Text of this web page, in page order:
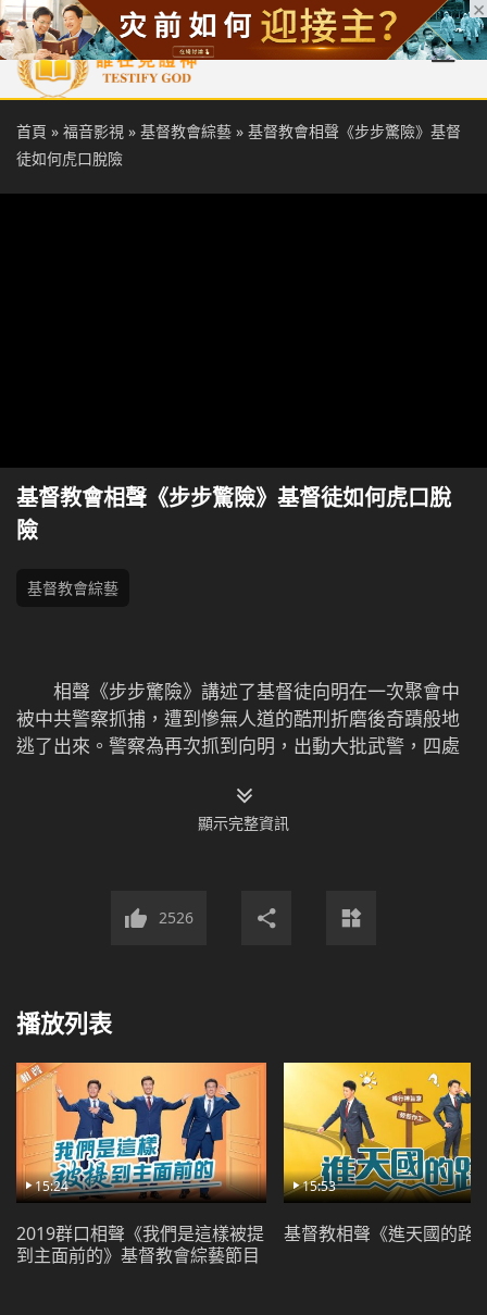
首頁 每日靈糧 天國福音 基督徒見證 信仰解答 聖經
首頁 » 福音影視 » 基督教會綜藝 » 基督教會相聲《步步驚險》基督
徒如何虎口脫險
基督教會相聲《步步驚險》基督徒如何虎口脫
險
基督教會綜藝
相聲《步步驚險》講述了基督徒向明在一次聚會中
被中共警察抓捕，遭到慘無人道的酷刑折磨後奇蹟般地
逃了出來。警察為再次抓到向明，出動大批武警，四處
蹤，向明先逃到工地假扮民工，又跑到山林裡四處躲
藏，就在她體力耗盡時，警察帶著警犬全面搜山、步步
基督教會小品《警察上門》中共抓捕基督徒詭計多
端
基督教會小品《逃過一劫》中共凶殘極 神愛伴我行
顯示完整資訊
2526
播放列表
15:24
2019群口相聲《我們是這樣被提
到主面前的》基督教會綜藝節目
15:53
基督教相聲《進天國的路